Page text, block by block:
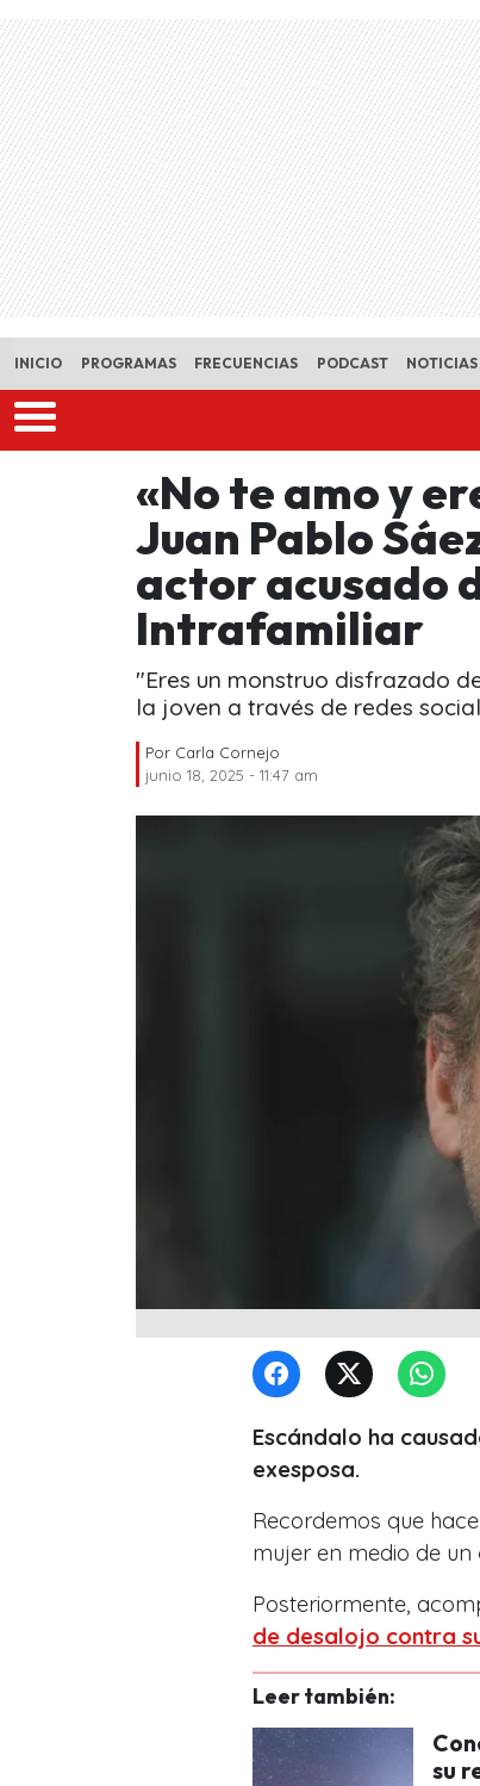
Skip to main content
INICIO PROGRAMAS FRECUENCIAS PODCAST NOTICIAS
«No te amo y
Juan Pablo
actor acusado
Intrafamiliar
"Eres un monstruo disfrazado
la joven a través de redes
Por Carla Cornejo
junio 18, 2025 - 11:47 am
Escándalo ha
exesposa.
Recordemos que
mujer en medio de un
Posteriormente,
de desalojo contra
Leer también:
su